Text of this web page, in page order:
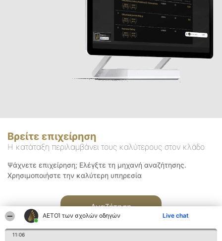
ΑΕΤΟΊ των σχολών οδηγών Live chat
11:06
Βρείτε επιχείρηση
Η κατάταξη περιλαμβάνει τους καλύτερους στον κλάδο
Ψάχνετε επιχείρηση; Ελέγξτε τη μηχανή αναζήτησης.
Χρησιμοποιήστε την καλύτερη υπηρεσία
Αναζήτηση